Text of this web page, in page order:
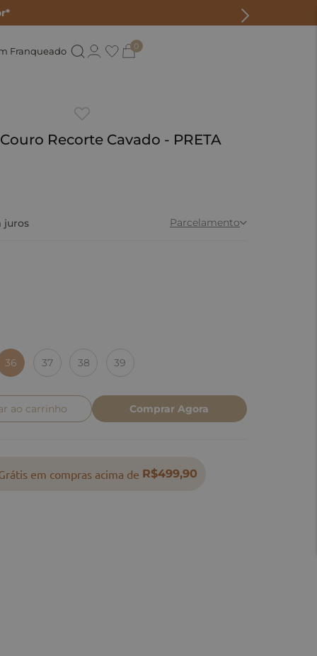
Franqueado 0
Recorte Cavado - PRETA
juros Parcelamento
36 37 38 39
ao carrinho Comprar Agora
em compras acima de R$499,90